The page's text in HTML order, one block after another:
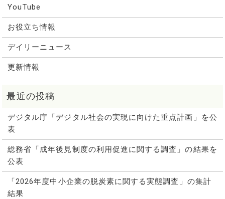
YouTube
お役立ち情報
デイリーニュース
更新情報
デジタル庁「デジタル社会の実現に向けた重点計画」を公
表
総務省「成年後見制度の利用促進に関する調査」の結果を
公表
「2026年度中小企業の脱炭素に関する実態調査」の集計
結果